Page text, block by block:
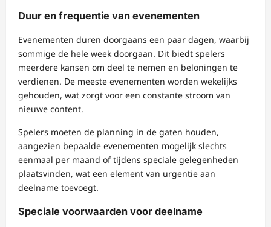
Duur en frequentie van evenementen
Evenementen duren doorgaans een paar dagen, waarbij
sommige de hele week doorgaan. Dit biedt spelers
meerdere kansen om deel te nemen en beloningen te
verdienen. De meeste evenementen worden wekelijks
gehouden, wat zorgt voor een constante stroom van
nieuwe content.
Spelers moeten de planning in de gaten houden,
aangezien bepaalde evenementen mogelijk slechts
eenmaal per maand of tijdens speciale gelegenheden
plaatsvinden, wat een element van urgentie aan
deelname toevoegt.
Speciale voorwaarden voor deelname